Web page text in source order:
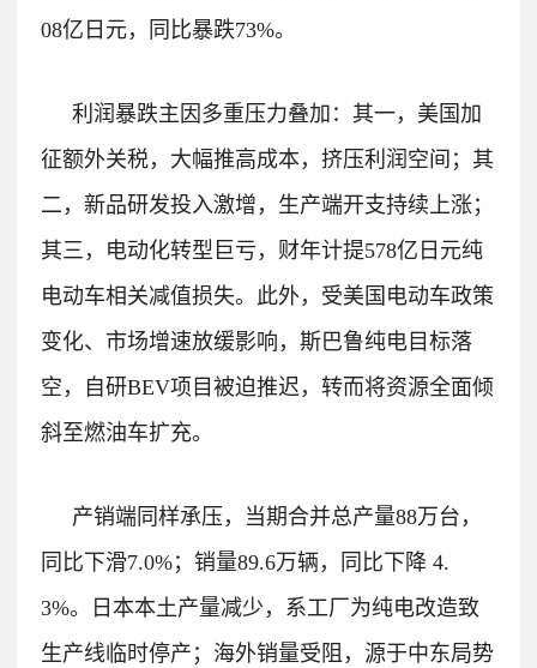
08亿日元，同比暴跌73%。
利润暴跌主因多重压力叠加：其一，美国加
征额外关税，大幅推高成本，挤压利润空间；其
二，新品研发投入激增，生产端开支持续上涨；
其三，电动化转型巨亏，财年计提578亿日元纯
电动车相关减值损失。 此外，受美国电动车政策
变化、市场增速放缓影响，斯巴鲁纯电目标落
空，自研BEV项目被迫推迟，转而将资源全面倾
斜至燃油车扩充。
产销端同样承压，当期合并总产量88万台，
同比下滑7.0%；销量89.6万辆，同比下降 4.
3%。
日本本土产量减少，系工厂为纯电改造致
生产线临时停产；海外销量受阻，源于中东局势